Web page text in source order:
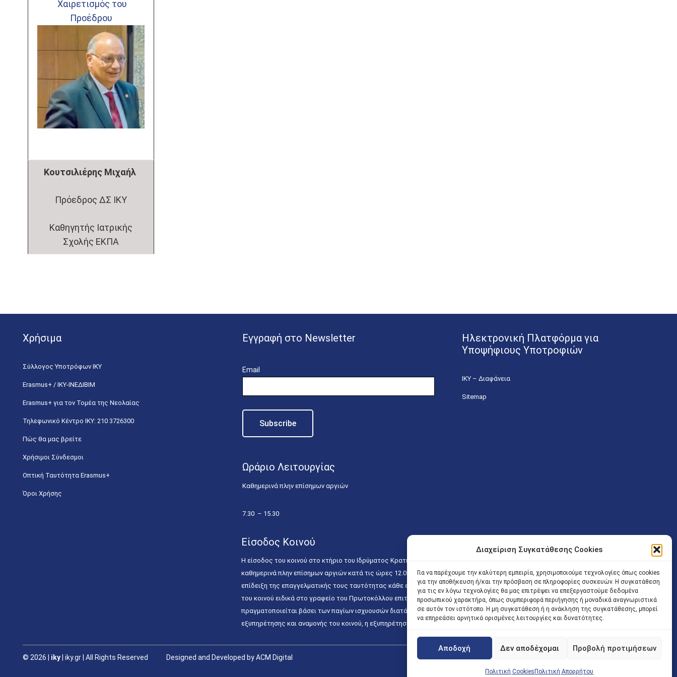
Διαχείριση Συγκατάθεσης Cookies
Για να παρέχουμε την καλύτερη εμπειρία, χρησιμοποιούμε τεχνολογίες όπως cookies
για την αποθήκευση ή/και την πρόσβαση σε πληροφορίες συσκευών. Η συγκατάθεση
για τις εν λόγω τεχνολογίες θα μας επιτρέψει να επεξεργαστούμε δεδομένα
προσωπικού χαρακτήρα, όπως συμπεριφορά περιήγησης ή μοναδικά αναγνωριστικά
σε αυτόν τον ιστότοπο. Η μη συγκατάθεση ή η ανάκληση της συγκατάθεσης, μπορεί
να επηρεάσει αρνητικά ορισμένες λειτουργίες και δυνατότητες.
Αποδοχή Δεν αποδέχομαι Προβολή προτιμήσεων
Πολιτική Cookies Πολιτική Απορρήτου
Χαιρετισμός του
Προέδρου
Κουτσιλιέρης Μιχαήλ
Πρόεδρος ΔΣ ΙΚΥ
Καθηγητής Ιατρικής
Σχολής ΕΚΠΑ
Χρήσιμα
Σύλλογος Υποτρόφων ΙΚΥ
Erasmus+ / ΙΚΥ-ΙΝΕΔΙΒΙΜ
Erasmus+ για τον Τομέα της Νεολαίας
Τηλεφωνικό Κέντρο IKY: 210 3726300
Πώς θα μας βρείτε
Χρήσιμοι Σύνδεσμοι
Οπτική Ταυτότητα Erasmus+
Όροι Χρήσης
Εγγραφή στο Newsletter
Email
Ωράριο Λειτουργίας
Καθημερινά πλην επίσημων αργιών
7.30 – 15.30
Ηλεκτρονική Πλατφόρμα για
Υποψήφιους Υποτροφιών
ΙΚΥ – Διαφάνεια
Sitemap
Είσοδος Κοινού
Η είσοδος του κοινού στο κτήριο του Ιδρύματος Κρατικών Υποτροφιών (Λ. Εθνικής Αντιστάσεως 41 T.K.14234 Νέα Ιωνία), επιτρέπεται
καθημερινά πλην επίσημων αργιών κατά τις ώρες 12.00 – 15.00. Η είσοδος των Δικηγόρων στο κτήριο επιτρέπεται ελεύθερα με την
επίδειξη της επαγγελματικής τους ταυτότητας κάθε εργάσιμη ημέρα και ώρα χωρίς κανέναν χρονικό ή άλλο περιορισμό. Η είσοδος
του κοινού ειδικά στο γραφείο του Πρωτοκόλλου επιτρέπεται καθημερινά κατά τις ώρες 9.00 – 15.00. Η εξυπηρέτηση του κοινού
πραγματοποιείται βάσει των παγίων ισχυουσών διατάξεων. Για την αποφυγή συνωστισμού εντός του εσωτερικού χώρου
εξυπηρέτησης και αναμονής του κοινού, η εξυπηρέτησή του δύναται να πραγματοποιείται κατόπιν προγραμματισμένου ραντεβού.
© 2026 | iky| iky.gr | All Rights Reserved Designed and Developed by ACM Digital